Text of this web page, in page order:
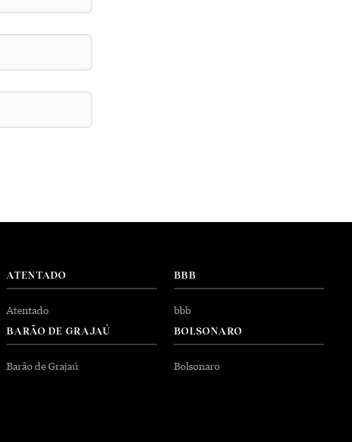
ATENTADO
Atentado
BARÃO DE GRAJAÚ
Barão de Grajaú
BBB
bbb
BOLSONARO
Bolsonaro